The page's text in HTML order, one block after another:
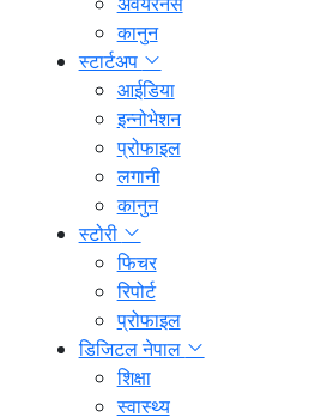
कानुन
स्टार्टअप
आईडिया
इन्नोभेशन
प्रोफाइल
लगानी
कानुन
स्टोरी
फिचर
रिपोर्ट
प्रोफाइल
डिजिटल नेपाल
शिक्षा
स्वास्थ्य